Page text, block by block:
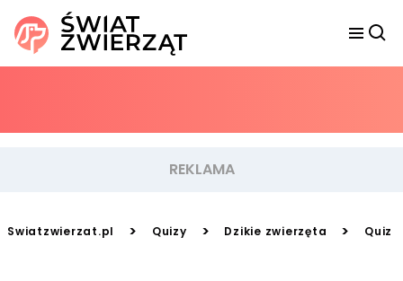
Swiatzwierzat.pl > Quizy > Dzikie zwierzęta > Quiz